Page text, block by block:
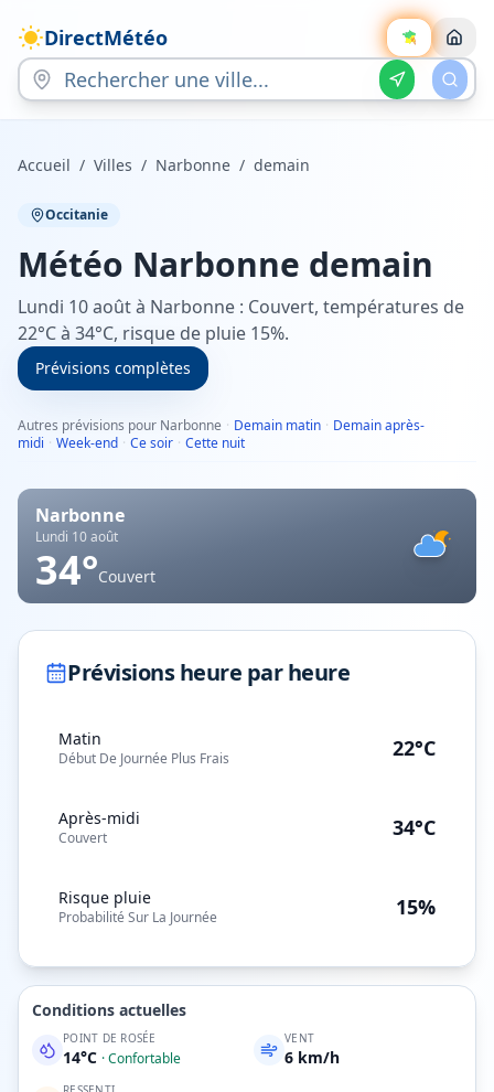
DirectMétéo
Accueil / Villes / Narbonne / demain
Occitanie
Météo Narbonne demain
Lundi 10 août à Narbonne : Couvert, températures de
22°C à 34°C, risque de pluie 15%.
Prévisions complètes
Autres prévisions pour Narbonne · Demain matin · Demain après-
midi · Week-end · Ce soir · Cette nuit
Narbonne
Lundi 10 août
34°Couvert
Prévisions heure par heure
Matin
Début De Journée Plus Frais 22°C
Après-midi
Couvert 34°C
Risque pluie
Probabilité Sur La Journée 15%
Conditions actuelles
POINT DE ROSÉE
14°C ·Confortable
VENT
6 km/h